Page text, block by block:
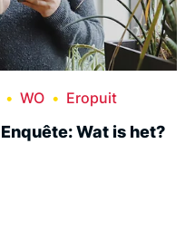
WO Eropuit
Wat is het?